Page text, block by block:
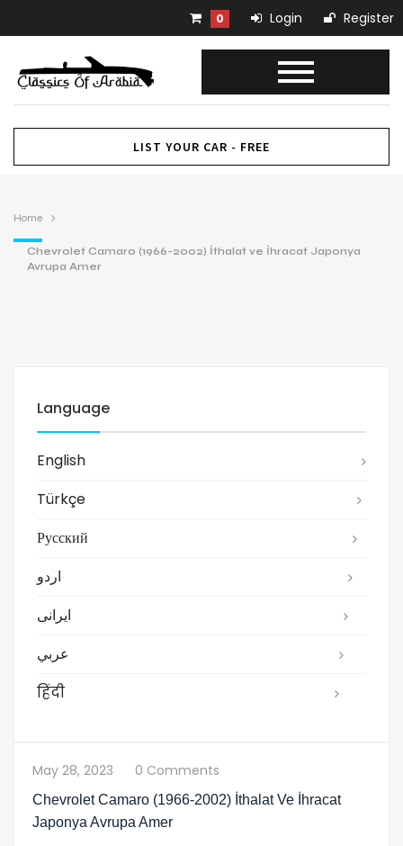
0 Login Register
LIST YOUR CAR - FREE
Home
Chevrolet Camaro (1966-2002) İthalat ve İhracat Japonya
Avrupa Amer
Language
English
Türkçe
Русский
اردو
ایرانی
عربي
हिंदी
May 28, 2023 0 Comments
Chevrolet Camaro (1966-2002) İthalat Ve İhracat
Japonya Avrupa Amer